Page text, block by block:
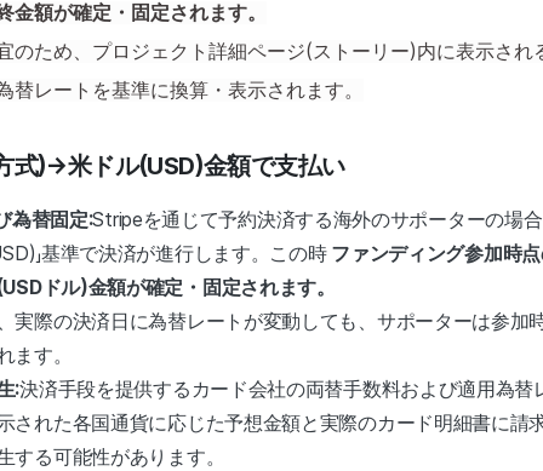
金額が確定・固定されます。
のため、プロジェクト詳細ページ(ストーリー)内に表示され
替レートを基準に換算・表示されます。
式)→米ドル(USD)金額で支払い
為替固定:Stripeを通じて予約決済する海外のサポーターの場
」基準で決済が進行します。この時 ファンディング参加時
ドル)金額が確定・固定されます。
実際の決済日に為替レートが変動しても、サポーターは参加
ます。
:決済手段を提供するカード会社の両替手数料および適用為替
された各国通貨に応じた予想金額と実際のカード明細書に請
する可能性があります。